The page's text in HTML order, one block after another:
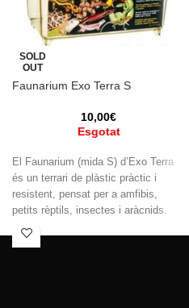
SOLD
OUT
Faunarium Exo Terra S
10,00€
Esgotat
El Faunarium (mida S) d’Exo Terra
és un terrari de plàstic pràctic i
resistent, pensat per a amfibis,
petits rèptils, insectes i aràcnids.
Lleuger, ventilat i fàcil de netejar, pot